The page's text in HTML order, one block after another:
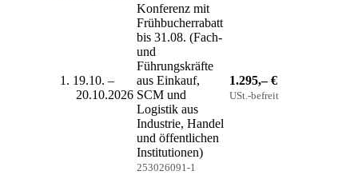
19.10. –
20.10.2026
Konferenz mit
Frühbucherrabatt
bis 31.08. (Fach-
und
Führungskräfte
aus Einkauf,
SCM und
Logistik aus
Industrie, Handel
und öffentlichen
Institutionen)
253026091-1
1.295,– €
USt.-befreit